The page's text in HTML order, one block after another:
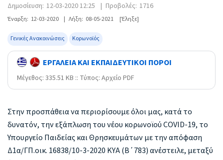
Δημοσίευση: 12-03-2020 12:25 | Προβολές: 1716
Έναρξη: 12-03-2020 | Λήξη: 08-05-2021 [Έληξε]
Γενικές Ανακοινώσεις Κορωνοϊός
ΕΡΓΑΛΕΙΑ ΚΑΙ ΕΚΠΑΙΔΕΥΤΙΚΟΙ ΠΟΡΟΙ
Mέγεθος: 335.51 KB :: Τύπος: Αρχείο PDF
Στην προσπάθεια να περιορίσουμε όλοι μας, κατά το
δυνατόν, την εξάπλωση του νέου κορωνοϊού COVID-19, το
Υπουργείο Παιδείας και Θρησκευμάτων με την απόφαση
Δ1α/ΓΠ.οικ. 16838/10-3-2020 ΚΥΑ (Β΄783) ανέστειλε, μεταξύ